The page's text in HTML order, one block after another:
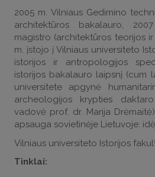
2005 m. Vilniaus Gedimino
architektūros bakalauro,
magistro (architektūros teorijos
m. įstojo į Vilniaus universiteto
istorijos ir antropologijos
istorijos bakalauro laipsnį (cum
universitete apgynė
archeologijos krypties
vadovė prof. dr. Marija
apsauga sovietinėje Lietuvoje:
Vilniaus universiteto Istorijos
Tinklai: